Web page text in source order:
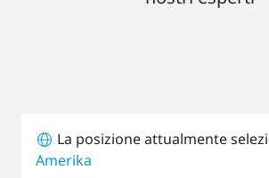
La posizione attualmente
Amerika